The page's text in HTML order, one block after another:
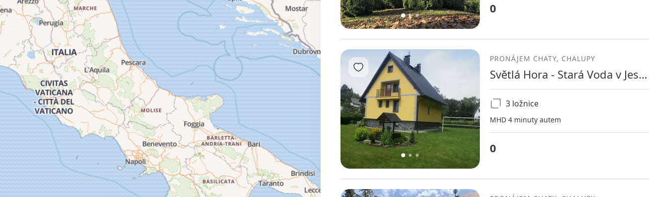
12 3
0
12 3
Přidat do oblíbených
PRONÁJEM CHATY, CHALUPY
Světlá Hora - Stará Voda v Jeseníkách, Moravskoslezský kraj
3 ložnice
MHD 4 minuty autem
0